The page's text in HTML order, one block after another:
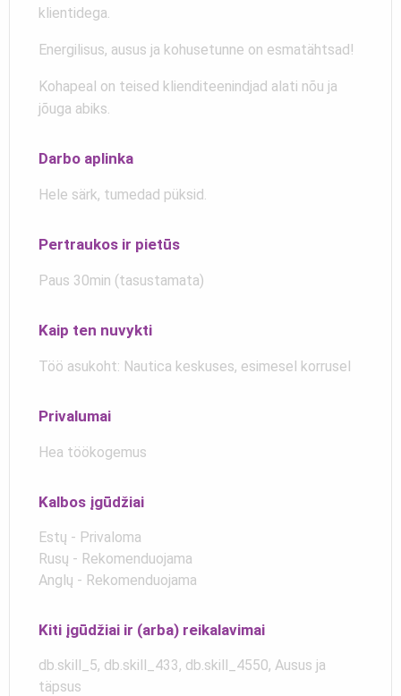
klientidega.
Energilisus, ausus ja kohusetunne on esmatähtsad!
Kohapeal on teised klienditeenindjad alati nõu ja
jõuga abiks.
Darbo aplinka
Hele särk, tumedad püksid.
Pertraukos ir pietūs
Paus 30min (tasustamata)
Kaip ten nuvykti
Töö asukoht: Nautica keskuses, esimesel korrusel
Privalumai
Hea töökogemus
Kalbos įgūdžiai
Estų - Privaloma
Rusų - Rekomenduojama
Anglų - Rekomenduojama
Kiti įgūdžiai ir (arba) reikalavimai
db.skill_5, db.skill_433, db.skill_4550, Ausus ja
täpsus